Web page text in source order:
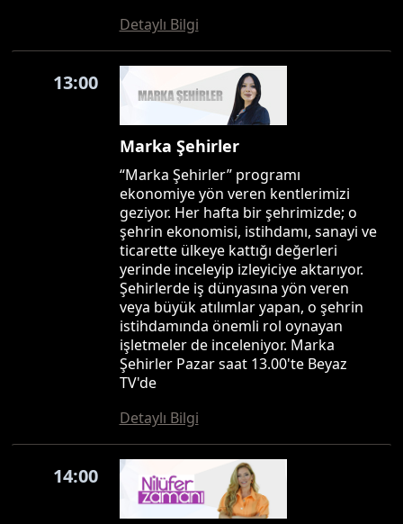
Detaylı Bilgi
13:00
Marka Şehirler
“Marka Şehirler” programı
ekonomiye yön veren kentlerimizi
geziyor. Her hafta bir şehrimizde; o
şehrin ekonomisi, istihdamı, sanayi ve
ticarette ülkeye kattığı değerleri
yerinde inceleyip izleyiciye aktarıyor.
Şehirlerde iş dünyasına yön veren
veya büyük atılımlar yapan, o şehrin
istihdamında önemli rol oynayan
işletmeler de inceleniyor. Marka
Şehirler Pazar saat 13.00'te Beyaz
TV'de
Detaylı Bilgi
14:00